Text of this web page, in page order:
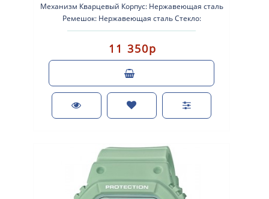
Механизм Кварцевый Корпус: Нержавеющая сталь
Ремешок: Нержавеющая сталь Стекло:
Сапфировое стекло Водонепроницае..
11 350р